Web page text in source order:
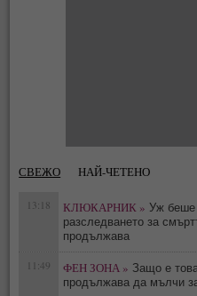
СВЕЖО НАЙ-ЧЕТЕНО
13:18 КЛЮКАРНИК » Уж беше
разследването за
продължава
11:49 ФЕН ЗОНА » Защо е
продължава да мълчи